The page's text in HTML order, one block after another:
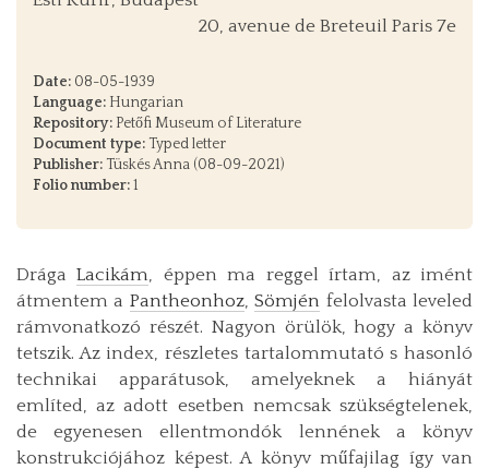
20, avenue de Breteuil Paris 7e
Date: 08-05-1939
Language: Hungarian
Repository: Petőfi Museum of Literature
Document type: Typed letter
Publisher: Tüskés Anna (08-09-2021)
Folio number:1
DrágaLacikám, éppen ma reggel írtam, az imént
átmentem a Pantheonhoz,Sömjén felolvasta leveled
rámvonatkozó részét. Nagyon örülök, hogy a könyv
tetszik. Az index, részletes tartalommutató s hasonló
technikai apparátusok, amelyeknek a hiányát
említed, az adott esetben nemcsak szükségtelenek,
de egyenesen ellentmondók lennének a könyv
konstrukciójához képest. A könyv műfajilag így van